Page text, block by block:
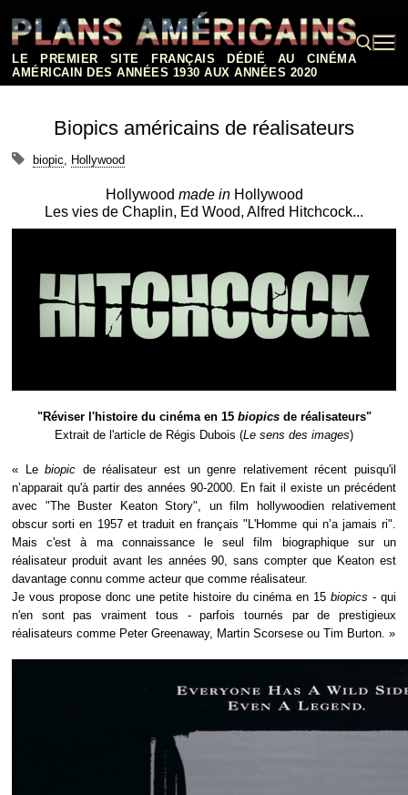
contenu
LE PREMIER SITE FRANÇAIS DÉDIÉ AU CINÉMA
AMÉRICAIN DES ANNÉES 1930 AUX ANNÉES 2020
Rechercher :
Biopics américains de réalisateurs
biopic, Hollywood
Hollywood made inHollywood
Les vies de Chaplin, Ed Wood, Alfred Hitchcock...
"Réviser l'histoire du cinéma en 15 biopicsde réalisateurs"
Extrait de l'article de Régis Dubois (Le sens des images)
« Lebiopic de réalisateur est un genre relativement récent puisqu'il
n’apparait qu'à partir des années 90-2000. En fait il existe un précédent
avec "The Buster Keaton Story", un film hollywoodien relativement
obscur sorti en 1957 et traduit en français "L'Homme qui n’a jamais ri".
Mais c'est à ma connaissance le seul film biographique sur un
réalisateur produit avant les années 90, sans compter que Keaton est
davantage connu comme acteur que comme réalisateur.
Je vous propose donc une petite histoire du cinéma en 15 biopics - qui
n'en sont pas vraiment tous - parfois tournés par de prestigieux
réalisateurs comme Peter Greenaway, Martin Scorsese ou Tim Burton. »